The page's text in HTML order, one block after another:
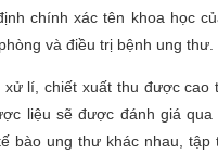
chính xác tên khoa học
và điều trị bệnh ung thư.
lí, chiết xuất thu được cao
liệu sẽ được đánh giá qua
bào ung thư khác nhau, tập